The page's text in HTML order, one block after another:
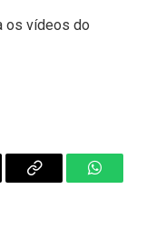
os vídeos do
Copy